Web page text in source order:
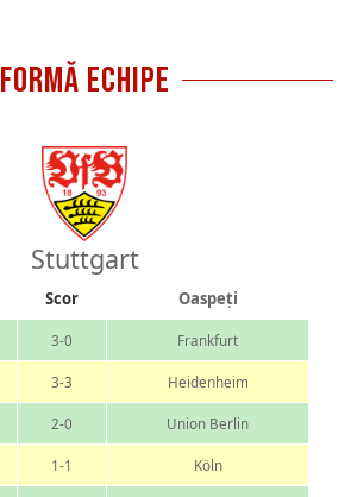
FORMĂ ECHIPE
Stuttgart
Scor Oaspeți
3-0 Frankfurt
3-3 Heidenheim
2-0 Union Berlin
1-1 Köln